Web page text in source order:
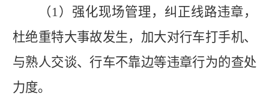
（ 1 ）强化现场管理，纠正线路违章，
杜绝重特大事故发生，加大对行车打手机、
与熟人交谈、行车不靠边等违章行为的查处
力度。